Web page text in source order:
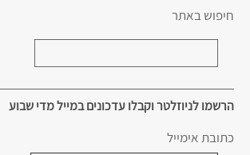
חיפוש באתר
הרשמו לניוזלטר וקבלו עדכונים במייל מדי שבוע
כתובת אימייל